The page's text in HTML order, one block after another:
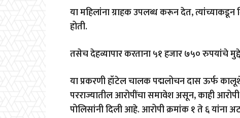
या महिलांना ग्राहक उपलब्ध करून देत,
होती.
तसेच देहव्यापार करताना ५१ हजार ७५० रुपयांचे
या प्रकरणी हॉटेल चालक पद्मलोचन दास ऊर्फ
परराज्यातील आरोपींचा समावेश असून, काही
पोलिसांनी दिली आहे. आरोपी क्रमांक १ ते ६